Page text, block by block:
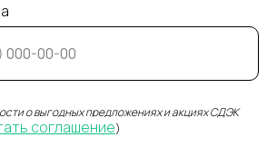
о выгодных предложениях и акциях СДЭК
соглашение)